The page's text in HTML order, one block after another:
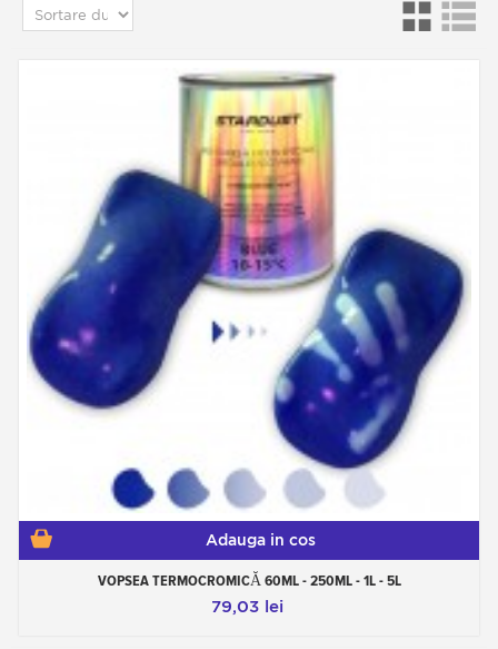
transparent. CE FOND SĂ UTILIZAŢI? Alegerea
culorii fondului este foarte importantă, deoarece
recomandăm utilizarea unui fond alb sau a unei
culori mai deschise decât vopseaua
termocromică pentru a crea un contrast. Dacă,
de exemplu, aplicaţi o vopsea termocromică roşie
pe un substrat galben, veţi obţine apoi un efect
final termocromic roşu (la rece) spre galben (la
cald). Putem folosi şi vopsele în culori vii, de
exemplu: vopsele fluorescente. Nu se pot folosi
vopsele perlate sau de alt tip pentru că atunci
când este transparentă, vopseaua termocromică
nu este limpede. MOD DE APLICARE:
Instrucţiunile sunt simple: se aplică de preferinţă
cu pistolul. Se poate aplica şi cu pensula sau cu
rola. Se foloseşte un fond de culoare deschisă,
şlefuit şi curăţat, se aplică straturile de vopsea
(între 4 şi 6) până ce acoperirea este completă.
Temperatura ambientală sau aerul pe care îl suflă
pistolul pot influenţa starea vopselei: o bună
modalitate de a verifica dacă s-a aplicat
suficientă vopsea este expunerea obiectului
vopsit la o sursa de căldură sau de frig. DURATĂ:
Temperaturile termocromice pot trece prin 10
000 de schimbări de culoare. Lăcuire: Utilizată pe
un automobil sau pentru exterior, este necesară
aplicarea lacului nostru cu protecţie UV pentru a
mări protecţia împotriva razelor soarelui, care
pot deteriora vopseaua termocromică foarte
rapid (găsiţi lacul cu protecţie UV în rubrica
'Lacuri' sau aditivul de protecţie UV concentrat în
expunerea îndelungată a vopselelor
Adauga in cos
VOPSEA TERMOCROMICĂ 60ML - 250ML - 1L - 5L
79,03 lei